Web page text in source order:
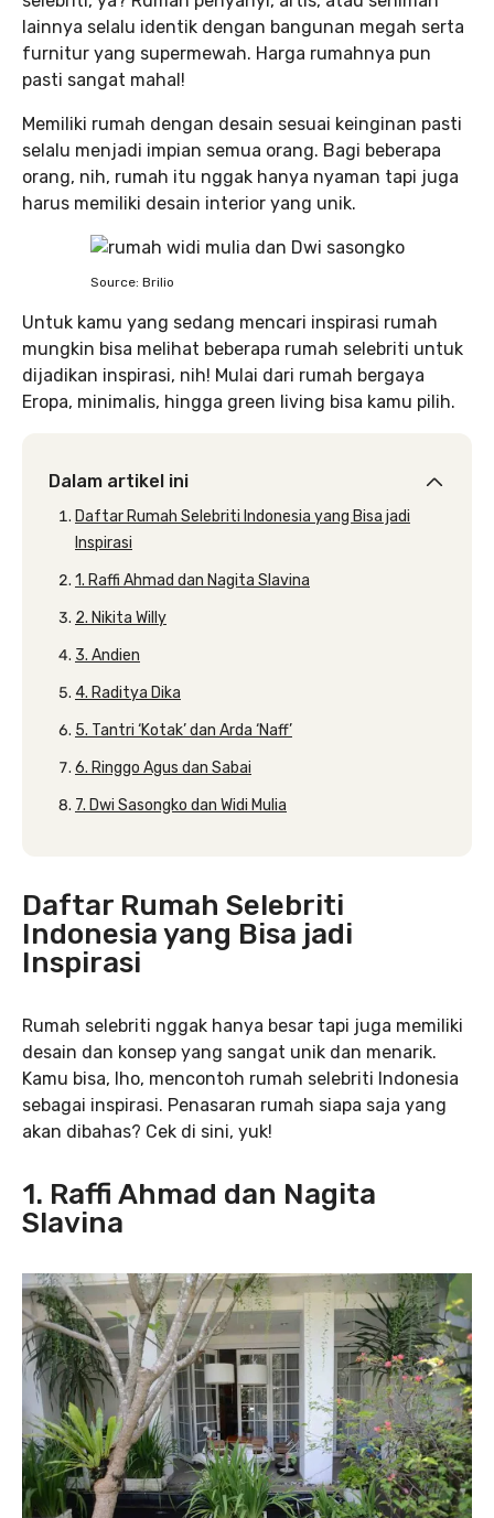
lainnya selalu identik dengan bangunan megah serta
furnitur yang supermewah. Harga rumahnya pun
pasti sangat mahal!
Memiliki rumah dengan desain sesuai keinginan pasti
selalu menjadi impian semua orang. Bagi beberapa
orang, nih, rumah itu nggak hanya nyaman tapi juga
harus memiliki desain interior yang unik.
Source: Brilio
Untuk kamu yang sedang mencari inspirasi rumah
mungkin bisa melihat beberapa rumah selebriti untuk
dijadikan inspirasi, nih! Mulai dari rumah bergaya
Eropa, minimalis, hingga green living bisa kamu pilih.
Dalam artikel ini
Daftar Rumah Selebriti Indonesia yang Bisa jadi
Inspirasi
1. Raffi Ahmad dan Nagita Slavina
2. Nikita Willy
3. Andien
4. Raditya Dika
5. Tantri ‘Kotak’ dan Arda ‘Naff’
6. Ringgo Agus dan Sabai
7. Dwi Sasongko dan Widi Mulia
Daftar Rumah Selebriti
Indonesia yang Bisa jadi
Inspirasi
Rumah selebriti nggak hanya besar tapi juga memiliki
desain dan konsep yang sangat unik dan menarik.
Kamu bisa, lho, mencontoh rumah selebriti Indonesia
sebagai inspirasi. Penasaran rumah siapa saja yang
akan dibahas? Cek di sini, yuk!
1. Raffi Ahmad dan Nagita
Slavina